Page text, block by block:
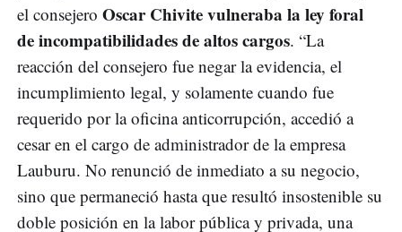
el consejero Oscar Chivite vulneraba la ley foral
de incompatibilidades de altos cargos. “La
reacción del consejero fue negar la evidencia, el
incumplimiento legal, y solamente cuando fue
requerido por la oficina anticorrupción, accedió a
cesar en el cargo de administrador de la empresa
Lauburu. No renunció de inmediato a su negocio,
sino que permaneció hasta que resultó insostenible su
doble posición en la labor pública y privada, una